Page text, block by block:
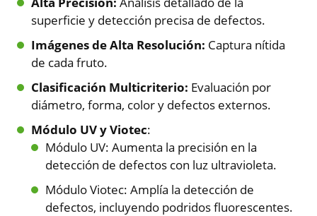
superficie y detección precisa de defectos.
Imágenes de Alta Resolución: Captura nítida
de cada fruto.
Clasificación Multicriterio: Evaluación por
diámetro, forma, color y defectos externos.
Módulo UV y Viotec:
Módulo UV: Aumenta la precisión en la
detección de defectos con luz ultravioleta.
Módulo Viotec: Amplía la detección de
defectos, incluyendo podridos fluorescentes.